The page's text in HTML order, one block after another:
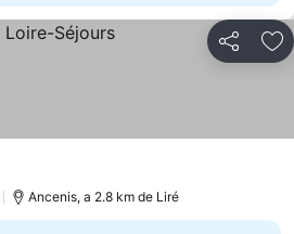
Partilhar
Ancenis, a 2.8 km de Liré